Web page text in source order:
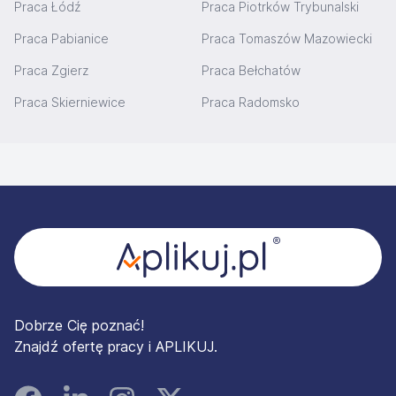
Praca Łódź Praca Piotrków Trybunalski
Praca Pabianice Praca Tomaszów Mazowiecki
Praca Zgierz Praca Bełchatów
Praca Skierniewice Praca Radomsko
Dobrze Cię poznać!
Znajdź ofertę pracy i APLIKUJ.